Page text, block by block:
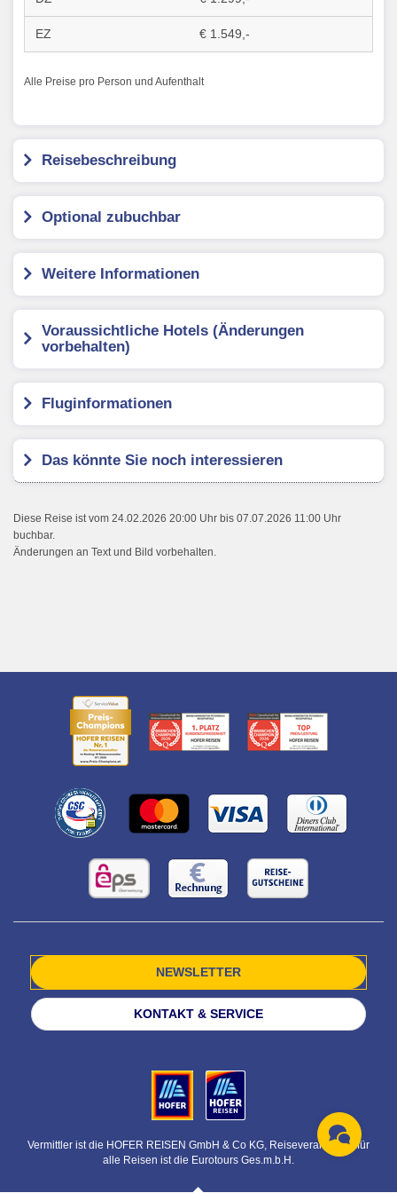
€ 1.549,-
Alle Preise pro Person und Aufenthalt
Reisebeschreibung
Optional zubuchbar
Weitere Informationen
Voraussichtliche Hotels (Änderungen
vorbehalten)
Fluginformationen
Das könnte Sie noch interessieren
Diese Reise ist vom 24.02.2026 20:00 Uhr bis 07.07.2026 11:00 Uhr
buchbar.
Änderungen an Text und Bild vorbehalten.
NEWSLETTER
KONTAKT & SERVICE
Vermittler ist die HOFER REISEN GmbH & Co KG, Reiseveranstalter für
alle Reisen ist die Eurotours Ges.m.b.H.